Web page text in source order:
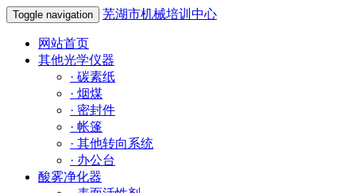
Toggle navigation 芜湖市机械培训中心
网站首页
其他光学仪器
· 碳素纸
· 烟煤
· 密封件
· 帐篷
· 其他转向系统
· 办公台
酸雾净化器